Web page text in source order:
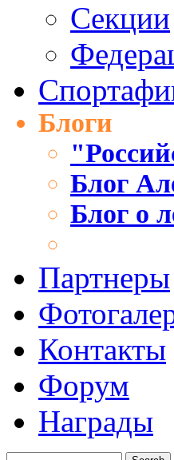
Секции
Блоги
Блог
Блог о
Партнеры
Контакты
Форум
Награды